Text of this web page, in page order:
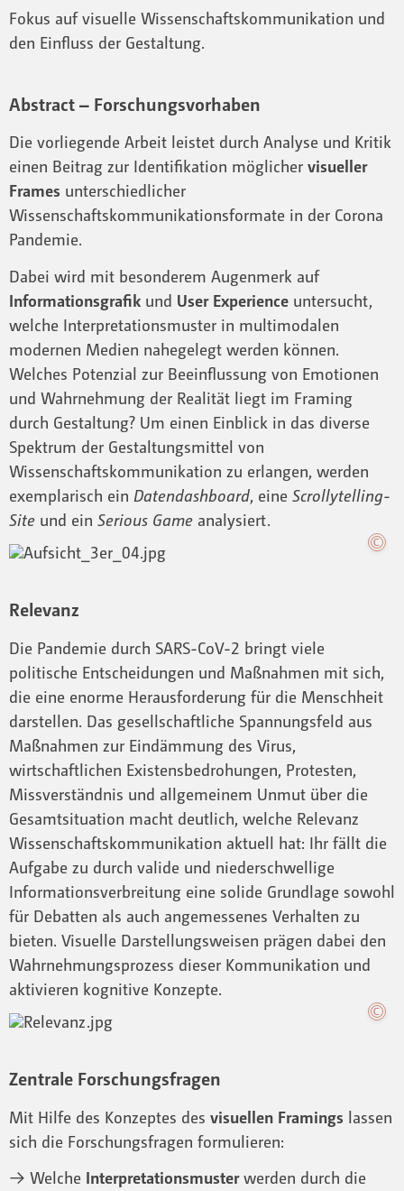
Fokus auf visuelle Wissenschaftskommunikation und
den Einfluss der Gestaltung.
Abstract – Forschungsvorhaben
Die vorliegende Arbeit leistet durch Analyse und Kritik
einen Beitrag zur Identifikation möglicher visueller
Frames unterschiedlicher
Wissenschaftskommunikationsformate in der Corona
Pandemie.
Dabei wird mit besonderem Augenmerk auf
Informationsgrafik und User Experience untersucht,
welche Interpretationsmuster in multimodalen
modernen Medien nahegelegt werden können.
Welches Potenzial zur Beeinflussung von Emotionen
und Wahrnehmung der Realität liegt im Framing
durch Gestaltung? Um einen Einblick in das diverse
Spektrum der Gestaltungsmittel von
Wissenschaftskommunikation zu erlangen, werden
exemplarisch ein Datendashboard, eine Scrollytelling-
Site und ein Serious Game analysiert.
Relevanz
Die Pandemie durch SARS-CoV-2 bringt viele
politische Entscheidungen und Maßnahmen mit sich,
die eine enorme Herausforderung für die Menschheit
darstellen. Das gesellschaftliche Spannungsfeld aus
Maßnahmen zur Eindämmung des Virus,
wirtschaftlichen Existensbedrohungen, Protesten,
Missverständnis und allgemeinem Unmut über die
Gesamtsituation macht deutlich, welche Relevanz
Wissenschaftskommunikation aktuell hat: Ihr fällt die
Aufgabe zu durch valide und niederschwellige
Informationsverbreitung eine solide Grundlage sowohl
für Debatten als auch angemessenes Verhalten zu
bieten. Visuelle Darstellungsweisen prägen dabei den
Wahrnehmungsprozess dieser Kommunikation und
aktivieren kognitive Konzepte.
Zentrale Forschungsfragen
Mit Hilfe des Konzeptes des visuellen Framings lassen
sich die Forschungsfragen formulieren:
→ Welche Interpretationsmusterwerden durch die